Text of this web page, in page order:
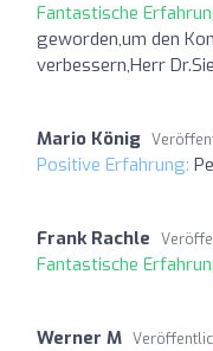
Fantastische
geworden,um den
verbessern,Herr
Mario König
Positive Erfahrung:
Frank Rachle
Fantastische
Werner M